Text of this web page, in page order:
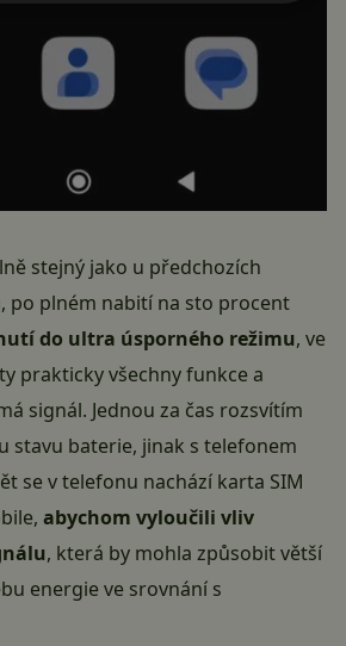
stejný jako u předchozích
po plném nabití na sto procent
do ultra úsporného režimu, ve
prakticky všechny funkce a
signál. Jednou za čas rozsvítím
stavu baterie, jinak s telefonem
se v telefonu nachází karta SIM
abychom vyloučili vliv
, která by mohla způsobit větší
energie ve srovnání s